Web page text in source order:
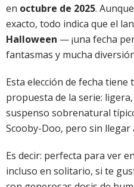
en octubre de 2025.
exacto, todo indica que el
Halloween — ¡una fecha
fantasmas y mucha
Esta elección de fecha tiene
propuesta de la serie:
suspenso sobrenatural
Scooby-Doo, pero sin llegar
Es decir: perfecta para ver
incluso en solitario, si te